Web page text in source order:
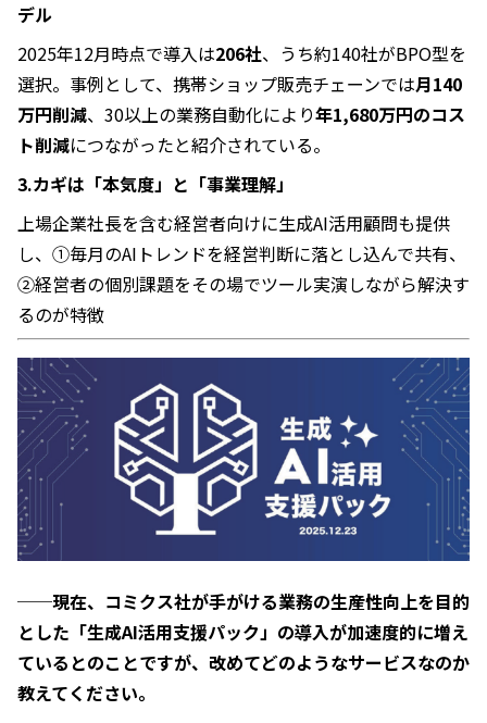
デル
2025年12月時点で導入は206社、うち約140社がBPO型を
選択。事例として、携帯ショップ販売チェーンでは月140
万円削減、30以上の業務自動化により年1,680万円のコス
ト削減につながったと紹介されている。
3.カギは「本気度」と「事業理解」
上場企業社長を含む経営者向けに生成AI活用顧問も提供
し、①毎月のAIトレンドを経営判断に落とし込んで共有、
②経営者の個別課題をその場でツール実演しながら解決す
るのが特徴
──現在、コミクス社が手がける業務の生産性向上を目的
とした「生成AI活用支援パック」の導入が加速度的に増え
ているとのことですが、改めてどのようなサービスなのか
教えてください。